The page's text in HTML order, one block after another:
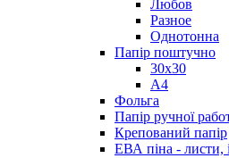
Любов
Разное
Однотонна
Папір поштучно
30х30
А4
Фольга
Папір ручної
Крепований папір
ЕВА піна - листи,